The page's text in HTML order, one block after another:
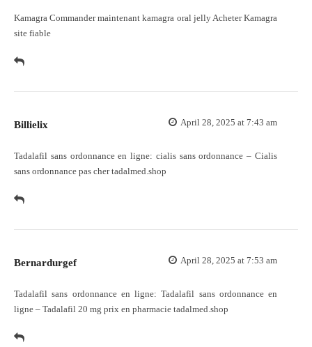
Kamagra Commander maintenantkamagra oral jellyAcheter Kamagra
site fiable
Billielix April 28, 2025 at 7:43 am
Tadalafil sans ordonnance en ligne: cialis sans ordonnance – Cialis
sans ordonnance pas cher tadalmed.shop
Bernardurgef April 28, 2025 at 7:53 am
Tadalafil sans ordonnance en ligne:Tadalafil sans ordonnance en
ligne – Tadalafil 20 mg prix en pharmacie tadalmed.shop